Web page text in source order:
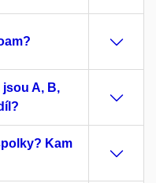
A, B,
Kam